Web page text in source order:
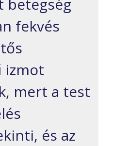
betegség
fekvés
izmot
mert a test
és az